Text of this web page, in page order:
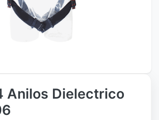
Anilos Dielectrico